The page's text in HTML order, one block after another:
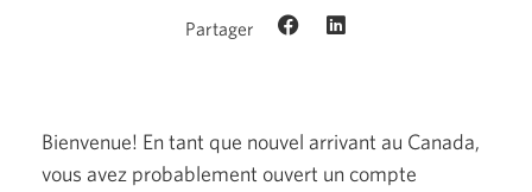
Partager
Bienvenue! En tant que nouvel arrivant au Canada,
vous avez probablement ouvert un compte